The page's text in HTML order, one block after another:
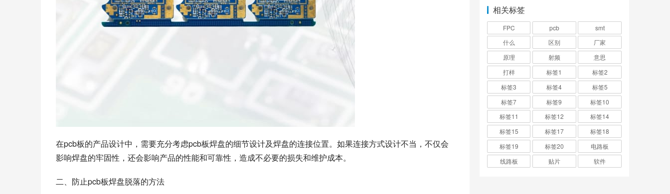
在pcb板的产品设计中，需要充分考虑pcb板焊盘的细节设计及焊盘的连接位置。如果连接方式设计不当，不仅会
影响焊盘的牢固性，还会影响产品的性能和可靠性，造成不必要的损失和维护成本。
二、防止pcb板焊盘脱落的方法
相关标签
FPC pcb
smt
什么
区别
厂家
原理
射频
意思
打样
标签1
标签2
标签3
标签4
标签5
标签7
标签9
标签10
标签11
标签12
标签14
标签15
标签17
标签18
标签19
标签20
电路板
线路板
贴片 软件